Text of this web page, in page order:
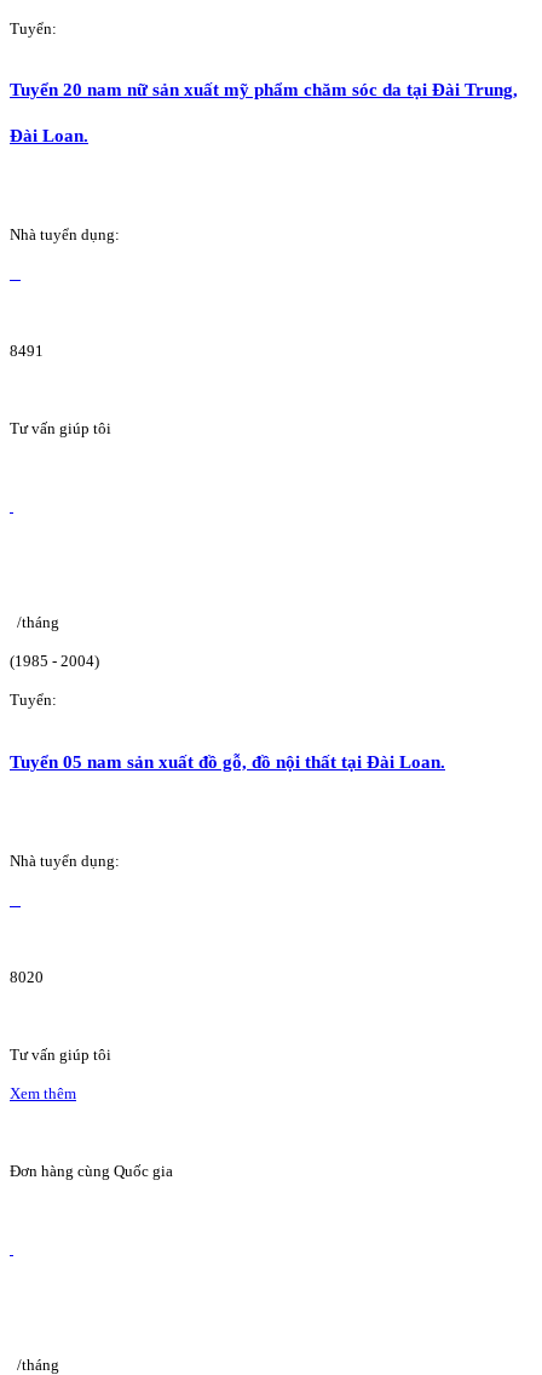
Tuyển:
Tuyển 20 nam nữ sản xuất mỹ phẩm chăm sóc da tại Đài Trung,
Đài Loan.
Nhà tuyển dụng:
8491
Tư vấn giúp tôi
/tháng
(1985 - 2004)
Tuyển:
Tuyển 05 nam sản xuất đồ gỗ, đồ nội thất tại Đài Loan.
Nhà tuyển dụng:
8020
Tư vấn giúp tôi
Xem thêm
Đơn hàng cùng Quốc gia
/tháng